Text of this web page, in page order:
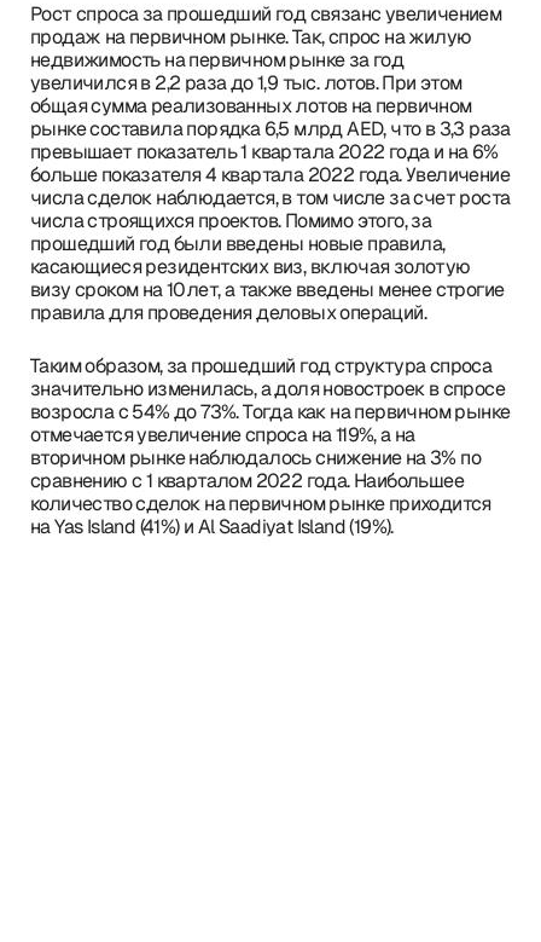
Рост спроса за прошедший год связанс увеличением
продаж на первичном рынке. Так, спрос на жилую
недвижимость на первичном рынке за год
увеличился в 2,2 раза до 1,9 тыс. лотов. При этом
общая сумма реализованных лотов на первичном
рынке составила порядка 6,5 млрд AED, что в 3,3 раза
превышает показатель 1 квартала 2022 года и на 6%
больше показателя 4 квартала 2022 года. Увеличение
числа сделок наблюдается, в том числе за счет роста
числа строящихся проектов. Помимо этого, за
прошедший год были введены новые правила,
касающиеся резидентских виз, включая золотую
визу сроком на 10лет, а также введены менее строгие
правила для проведения деловых операций.
Таким образом, за прошедший год структура спроса
значительно изменилась, а доля новостроек в спросе
возросла с 54% до 73%. Тогда как на первичном рынке
отмечается увеличение спроса на 119%, а на
вторичном рынке наблюдалось снижение на 3% по
сравнению с 1 кварталом 2022 года. Наибольшее
количество сделок на первичном рынке приходится
на Yas Island (41%) и Al Saadiyat Island (19%).